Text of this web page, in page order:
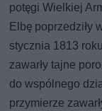
potęgi Wielkiej
Elbę poprzedziły
stycznia 1813
zawarły tajne
do wspólnego
przymierze